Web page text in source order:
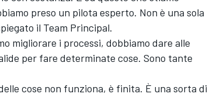
preso un pilota esperto. Non è una sola
il Team Principal.
migliorare i processi, dobbiamo dare alle
per fare determinate cose. Sono tante
cose non funziona, è finita. È una sorta di